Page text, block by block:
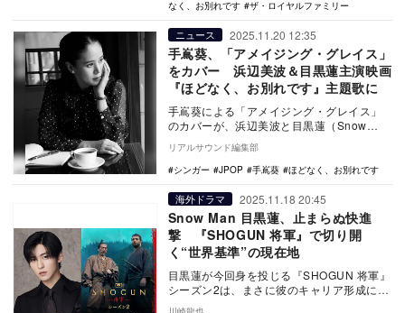
なく、お別れです ザ・ロイヤルファミリー
ニュース 2025.11.20 12:35
手嶌葵、「アメイジング・グレイス」
をカバー 浜辺美波＆目黒蓮主演映画
『ほどなく、お別れです』主題歌に
手嶌葵による「アメイジング・グレイス」
のカバーが、浜辺美波と目黒蓮（Snow
Man）がダブル主演を務める映画『ほどな
く、お別れ…
リアルサウンド編集部
シンガー
JPOP 手嶌葵 ほどなく、お別れです
海外ドラマ 2025.11.18 20:45
Snow Man 目黒蓮、止まらぬ快進
撃 『SHOGUN 将軍』で切り開
く“世界基準”の現在地
目黒蓮が今回身を投じる『SHOGUN 将軍』
シーズン2は、まさに彼のキャリア形成に新